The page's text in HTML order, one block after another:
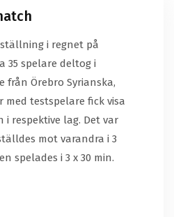
i regnet på
35 spelare deltog i
från Örebro Syrianska,
med testspelare fick visa
i respektive lag. Det var
mot varandra i 3
spelades i 3 x 30 min.